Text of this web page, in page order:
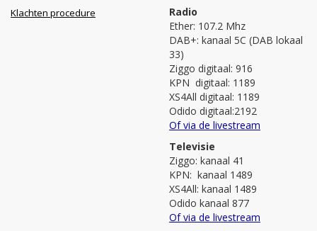
Klachten procedure
Radio
Ether: 107.2 Mhz
DAB+: kanaal 5C (DAB lokaal
33)
Ziggo digitaal: 916
KPN digitaal: 1189
XS4All digitaal: 1189
Odido digitaal:2192
Of via de livestream
Televisie
Ziggo: kanaal 41
KPN: kanaal 1489
XS4All: kanaal 1489
Odido kanaal 877
Of via de livestream